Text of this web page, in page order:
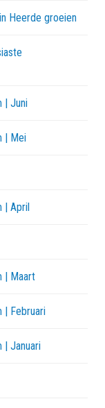
Heerde groeien
| Juni
| Mei
| April
| Maart
| Februari
| Januari